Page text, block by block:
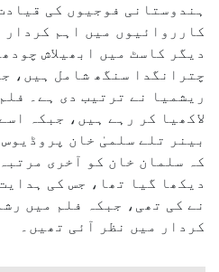
ہندوستانی فوجیوں کی
کارروائیوں میں اہم کردار
دیگر کاسٹ میں ابھیلاش
چترانگدا سنگھ شامل ہیں،
ریشمیا نے ترتیب دی ہے۔
لاکھیا کر رہے ہیں، جبکہ
بینر تلے سلمیٰ خان
کہ سلمان خان کو آخری مرتبہ
دیکھا گیا تھا، جس کی
نے کی تھی، جبکہ فلم میں
کردار میں نظر آئی تھیں۔